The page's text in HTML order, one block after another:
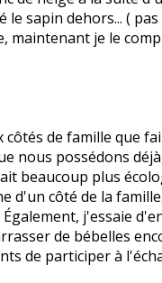
le sapin dehors... (
maintenant je le
côtés de famille que
nous possédons
beaucoup plus
d'un côté de la
j'essaie
de bébelles
de participer à